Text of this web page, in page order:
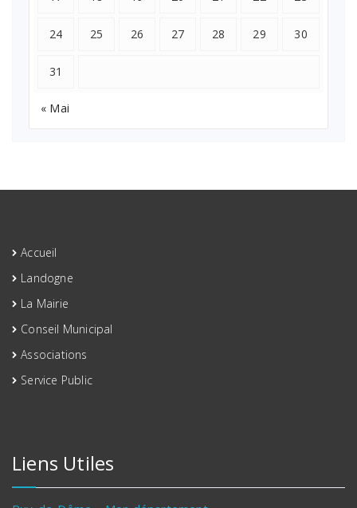
24 25 26 27 28 29 30
31
« Mai
Accueil
Landogne
La Mairie
Conseil Municipal
Associations
Service Public
Liens Utiles